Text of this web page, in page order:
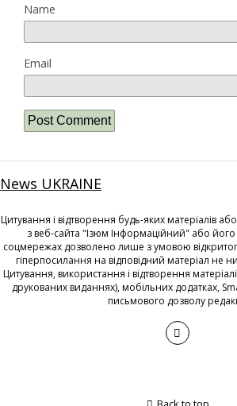
Name
Email
News UKRAINE
Цитування і відтворення будь-яких матеріалів або
з веб-сайта "Ізюм Інформаційний" або його
соцмережах дозволено лише з умовою
гіперпосилання на відповідний матеріал не
Цитування, використання і відтворення
друкованих виданнях), мобільних додатках,
письмового дозволу